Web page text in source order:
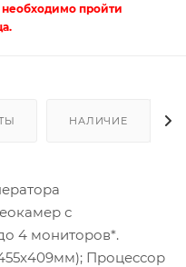
пройти
НАЛИЧИЕ
с
4 мониторов*.
Процессор